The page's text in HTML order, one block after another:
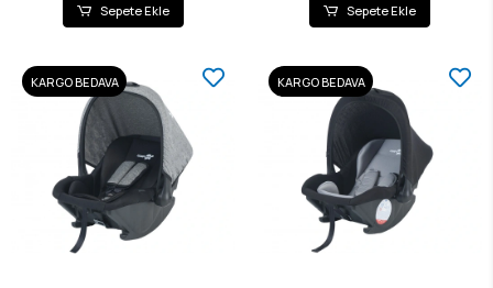
Sepete Ekle Sepete Ekle
KARGO BEDAVA KARGO BEDAVA